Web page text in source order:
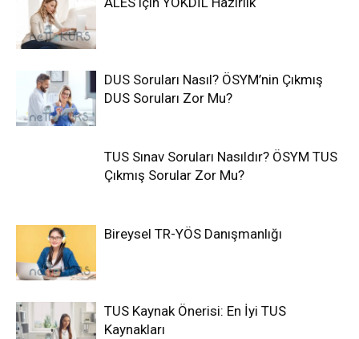
DUS Soruları Nasıl? ÖSYM’nin Çıkmış
DUS Soruları Zor Mu?
TUS Sınav Soruları Nasıldır? ÖSYM TUS
Çıkmış Sorular Zor Mu?
Bireysel TR-YÖS Danışmanlığı
TUS Kaynak Önerisi: En İyi TUS
Kaynakları